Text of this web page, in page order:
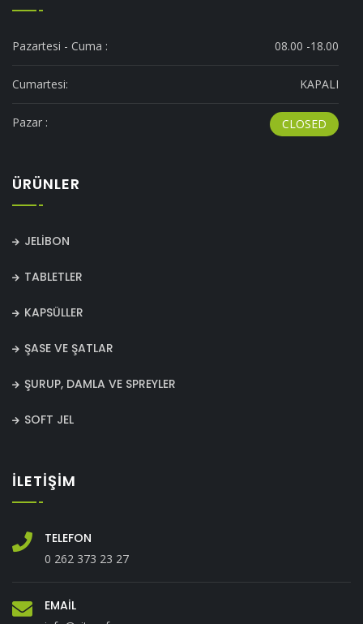
Pazartesi - Cuma : 08.00 -18.00
Cumartesi: KAPALI
Pazar : CLOSED
ÜRÜNLER
JELİBON
TABLETLER
KAPSÜLLER
ŞASE VE ŞATLAR
ŞURUP, DAMLA VE SPREYLER
SOFT JEL
İLETİŞİM
TELEFON
0 262 373 23 27
EMAIL